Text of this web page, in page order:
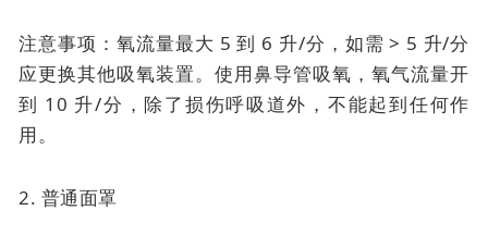
注意事项：氧流量最大 5 到 6 升/分，如需 > 5 升/分
应更换其他吸氧装置。使用鼻导管吸氧，氧气流量开
到 10 升/分，除了损伤呼吸道外，不能起到任何作
用。
2. 普通面罩